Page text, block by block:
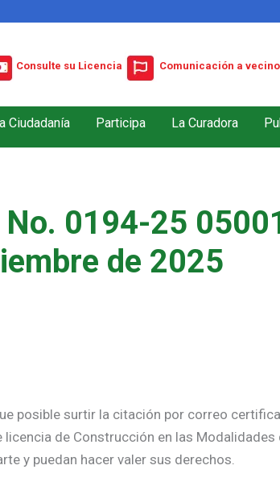
Consulte su Licencia Comunicación a
Ciudadanía Participa La Curadora
No. 0194-25
de 2025
posible surtir la citación por correo
de Construcción en las Modalidades
y puedan hacer valer sus derechos.